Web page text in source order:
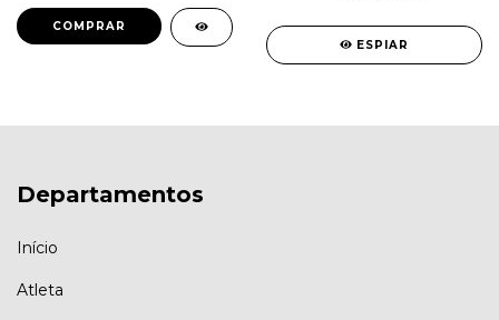
COMPRAR
ESPIAR
Departamentos
Início
Atleta